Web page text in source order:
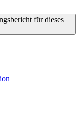
für dieses